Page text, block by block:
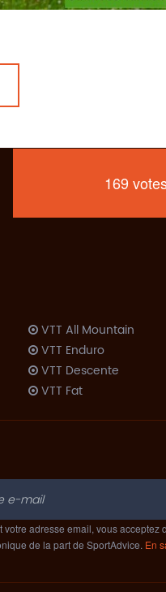
169
VTT All Mountain
VTT Enduro
VTT Descente
VTT Fat
Route
Compétition
Cyclo-Cross
Route
Route Polyvalent
votre adresse email, vous acceptez
de la part de SportAdvice. En